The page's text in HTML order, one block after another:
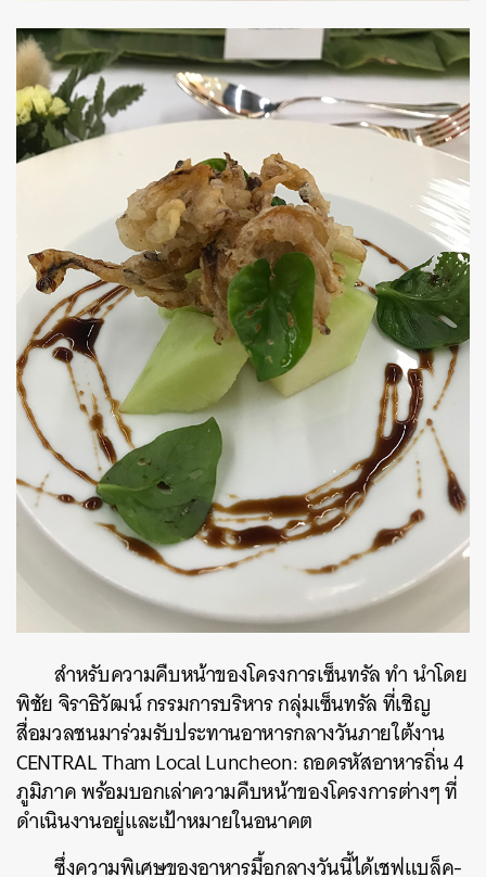
สำหรับความคืบหน้าของโครงการเซ็นทรัล ทำ นำโดย
พิชัย จิราธิวัฒน์ กรรมการบริหาร กลุ่มเซ็นทรัล ที่เชิญ
สื่อมวลชนมาร่วมรับประทานอาหารกลางวันภายใต้งาน
CENTRAL Tham Local Luncheon: ถอดรหัสอาหารถิ่น 4
ภูมิภาค พร้อมบอกเล่าความคืบหน้าของโครงการต่างๆ ที่
ดำเนินงานอยู่และเป้าหมายในอนาคต
ซึ่งความพิเศษของอาหารมื้อกลางวันนี้ได้เชฟแบล็ค-